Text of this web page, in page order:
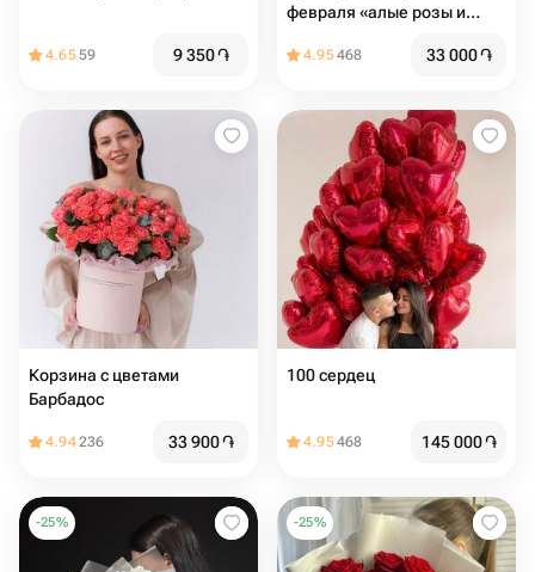
4.6559 9 350֏
февраля «алые розы и
4.95468 33 000֏
Корзина с цветами
Барбадос
4.94236 33 900֏
100 сердец
4.95468 145 000֏
-25% -25%